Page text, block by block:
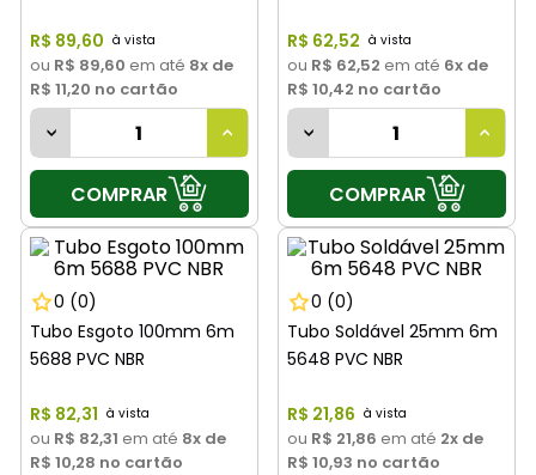
R$ 89,60
ou R$ 89,60 em até 8x de
R$ 11,20 no cartão
COMPRAR
R$ 62,52
ou R$ 62,52 em até 6x de
R$ 10,42 no cartão
COMPRAR
0 (0)
Tubo Esgoto 100mm 6m
5688 PVC NBR
R$ 82,31
ou R$ 82,31 em até 8x de
R$ 10,28 no cartão
0 (0)
Tubo Soldável 25mm 6m
5648 PVC NBR
R$ 21,86
ou R$ 21,86 em até 2x de
R$ 10,93 no cartão